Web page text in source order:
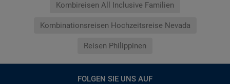
Kombireisen All Inclusive Familien
Kombinationsreisen Hochzeitsreise Nevada
Reisen Philippinen
FOLGEN SIE UNS AUF